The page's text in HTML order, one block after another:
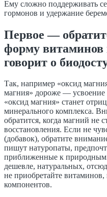
Ему сложно поддерживать
гормонов и удержание
Первое —
форму витаминов
говорит о
Так, например «оксид
магния» дороже —
«оксид магния» станет
минерального комплекса.
обратится, когда магний не
восстановления. Если не
(добавок), обратите
пишут натуропаты,
приближенные к
дешевле, натуральных,
не приобретайте
компонентов.